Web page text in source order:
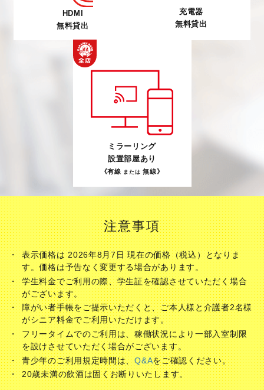
HDMI
無料貸出
充電器
無料貸出
ミラーリング
設置部屋あり
《有線 または 無線》
注意事項
表示価格は 2026年8月7日 現在の価格（税込）となりま
す。価格は予告なく変更する場合があります。
学生料金でご利用の際、学生証を確認させていただく場合
がございます。
障がい者手帳をご提示いただくと、ご本人様と介護者2名様
がシニア料金でご利用いただけます。
フリータイムでのご利用は、稼働状況により一部入室制限
を設けさせていただく場合がございます。
青少年のご利用規定時間は、Q&Aをご確認ください。
20歳未満の飲酒は固くお断りいたします。